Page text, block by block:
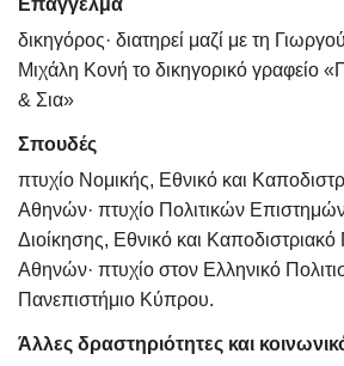
Επάγγελμα
δικηγόρος· διατηρεί μαζί με τη
Μιχάλη Κονή το δικηγορικό γραφείο
& Σια»
Σπουδές
πτυχίο Νομικής, Εθνικό και
Αθηνών· πτυχίο Πολιτικών
Διοίκησης, Εθνικό και Καποδιστριακό
Αθηνών· πτυχίο στον Ελληνικό
Πανεπιστήμιο Κύπρου.
Άλλες δραστηριότητες και